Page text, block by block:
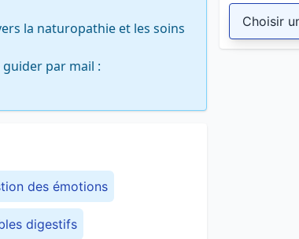
la naturopathie et les soins
par mail :
des émotions
digestifs